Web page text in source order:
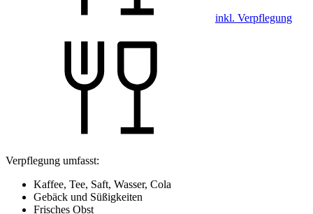
inkl. Verpflegung
Verpflegung umfasst:
Kaffee, Tee, Saft, Wasser, Cola
Gebäck und Süßigkeiten
Frisches Obst